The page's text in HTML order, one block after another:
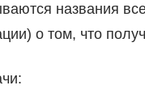
названия
о том, что